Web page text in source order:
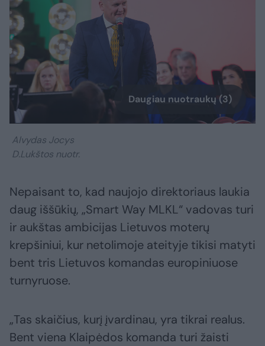
Daugiau nuotraukų (3)
Alvydas Jocys
D.Lukštos nuotr.
Nepaisant to, kad naujojo direktoriaus laukia
daug iššūkių, „Smart Way MLKL“ vadovas turi
ir aukštas ambicijas Lietuvos moterų
krepšiniui, kur netolimoje ateityje tikisi matyti
bent tris Lietuvos komandas europiniuose
turnyruose.
„Tas skaičius, kurį įvardinau, yra tikrai realus.
Bent viena Klaipėdos komanda turi žaisti